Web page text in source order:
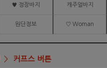
♥ 정장바지 캐주얼바지
원단정보 ♡ Woman
커프스 버튼